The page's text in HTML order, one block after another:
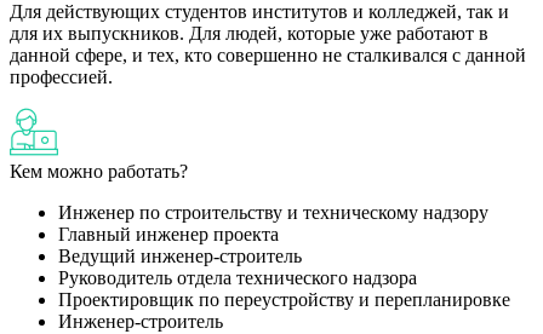
Для действующих студентов институтов и колледжей, так и
для их выпускников. Для людей, которые уже работают в
данной сфере, и тех, кто совершенно не сталкивался с данной
профессией.
Кем можно работать?
Инженер по строительству и техническому надзору
Главный инженер проекта
Ведущий инженер-строитель
Руководитель отдела технического надзора
Проектировщик по переустройству и перепланировке
Инженер-строитель